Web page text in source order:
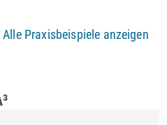
Alle Praxisbeispiele anzeigen